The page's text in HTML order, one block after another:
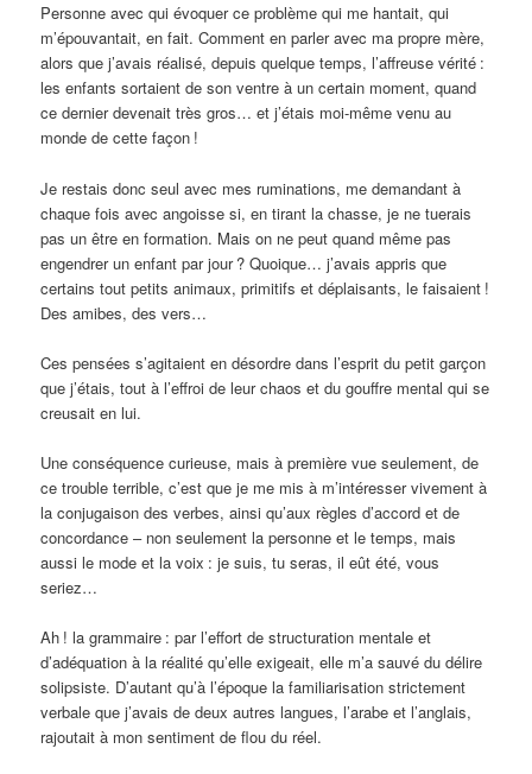
Personne avec qui évoquer ce problème qui me hantait, qui
m’épouvantait, en fait. Comment en parler avec ma propre mère,
alors que j’avais réalisé, depuis quelque temps, l’affreuse vérité :
les enfants sortaient de son ventre à un certain moment, quand
ce dernier devenait très gros… et j’étais moi-même venu au
monde de cette façon !
Je restais donc seul avec mes ruminations, me demandant à
chaque fois avec angoisse si, en tirant la chasse, je ne tuerais
pas un être en formation. Mais on ne peut quand même pas
engendrer un enfant par jour ? Quoique… j’avais appris que
certains tout petits animaux, primitifs et déplaisants, le faisaient !
Des amibes, des vers…
Ces pensées s’agitaient en désordre dans l’esprit du petit garçon
que j’étais, tout à l’effroi de leur chaos et du gouffre mental qui se
creusait en lui.
Une conséquence curieuse, mais à première vue seulement, de
ce trouble terrible, c’est que je me mis à m’intéresser vivement à
la conjugaison des verbes, ainsi qu’aux règles d’accord et de
concordance – non seulement la personne et le temps, mais
aussi le mode et la voix : je suis, tu seras, il eût été, vous
seriez…
Ah ! la grammaire : par l’effort de structuration mentale et
d’adéquation à la réalité qu’elle exigeait, elle m’a sauvé du délire
solipsiste. D’autant qu’à l’époque la familiarisation strictement
verbale que j’avais de deux autres langues, l’arabe et l’anglais,
rajoutait à mon sentiment de flou du réel.